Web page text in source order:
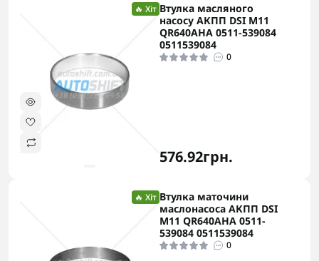
🔥 Хіт Втулка масляного
насосу АКПП DSI M11
QR640AHA 0511-539084
0511539084
0
576.92грн.
🔥 Хіт Втулка маточини
маслонасоса АКПП DSI
M11 QR640AHA 0511-
539084 0511539084
0